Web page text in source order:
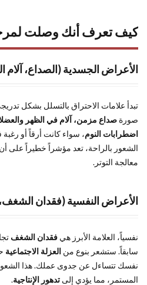
للمديرين:
كيف
فريقك
7
[الأسئلة
الشائعة
خطواتك
توازن
مهني
مستدام
كيف تعرف أنك وصلت
الأعراض الجسدية (الصداع، آلام
تبدأ علامات الاحتراق بالتسلل بشكل
صورة صداع مزمن، آلام في الظهر
اضطرابات النوم، سواء كانت أرقاً أو
الشعور بالراحة، تعد مؤشراً خطيراً على
معالجة التوتر.
الأعراض النفسية (فقدان الشغف،
نفسياً، العلامة الأبرز هي فقدان الشغف
سابقاً. ستشعر بنوع من العزلة الاجتماعية
نفسك تتساءل عن جدوى عملك. هذا الشعور
المستمر، مما يؤدي إلى تدهور الإنتاجية.